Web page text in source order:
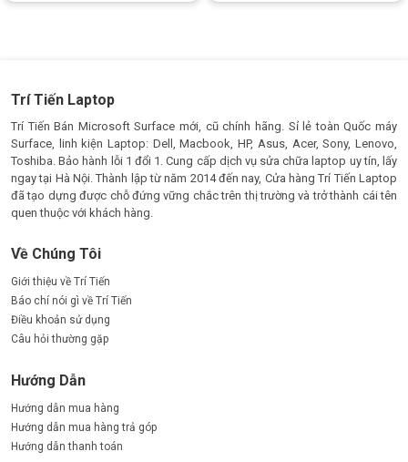
quà hấp dẫn.
Trí Tiến Laptop
Trí Tiến Bán Microsoft Surface mới, cũ chính hãng. Sỉ lẻ toàn Quốc máy
Surface, linh kiện Laptop: Dell, Macbook, HP, Asus, Acer, Sony, Lenovo,
Toshiba. Bảo hành lỗi 1 đổi 1. Cung cấp dịch vụ sửa chữa laptop uy tín, lấy
ngay tại Hà Nội. Thành lập từ năm 2014 đến nay, Cửa hàng Trí Tiến Laptop
đã tạo dựng được chỗ đứng vững chắc trên thị trường và trở thành cái tên
quen thuộc với khách hàng.
Về Chúng Tôi
Giới thiệu về Trí Tiến
Báo chí nói gì về Trí Tiến
Điều khoản sử dụng
Câu hỏi thường gặp
Hướng Dẫn
Hướng dẫn mua hàng
Hướng dẫn mua hàng trả góp
Hướng dẫn thanh toán